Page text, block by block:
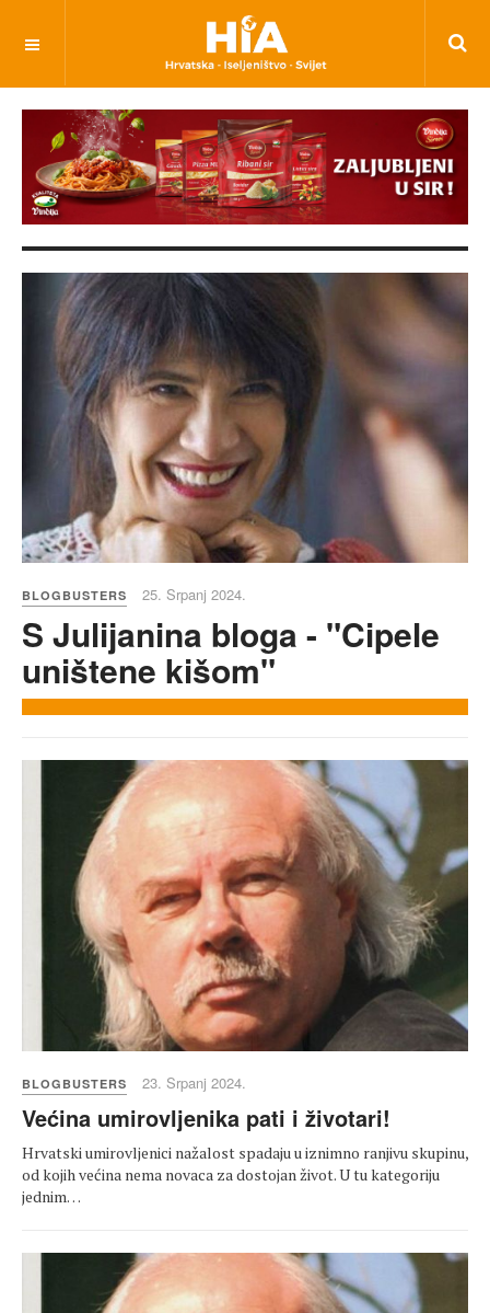
BLOGBUSTERS 25. Srpanj 2024.
S Julijanina bloga - "Cipele
uništene kišom"
BLOGBUSTERS 23. Srpanj 2024.
Većina umirovljenika pati i životari!
Hrvatski umirovljenici nažalost spadaju u iznimno ranjivu skupinu,
od kojih većina nema novaca za dostojan život. U tu kategoriju
jednim…